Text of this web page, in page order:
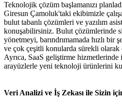
Teknolojik çözüm başlamanızı
Giresun Çamoluk'taki ekibimizle
bulut tabanlı çözümleri ve yazılım
konuşabilirsiniz. Bulut çözümlerinde
yönetmeyi, barındrımamada hızlı bir
ve çok çeşitli konularda sürekli olarak
Ayrıca, SaaS geliştirme hizmetlerinde
arayüzlerle yeni teknoloji ürünlerini
Veri Analizi ve İş Zekası ile Sizin